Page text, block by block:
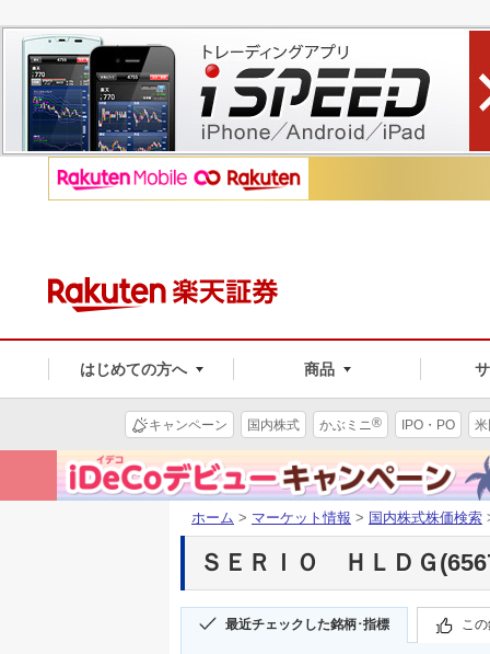
はじめての方へ 商品
キャンペーン 国内株式 かぶミニ® IPO・PO
ホーム > マーケット情報 > 国内株式株価検索
ＳＥＲＩＯ ＨＬＤＧ
最近チェックした銘柄･指標 こ